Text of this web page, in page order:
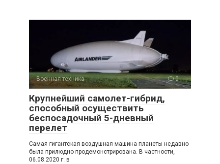
Военная техника 0
Крупнейший самолет-гибрид,
способный осуществить
беспосадочный 5-дневный
перелет
Самая гигантская воздушная машина планеты недавно
была прилюдно продемонстрирована. В частности,
06.08.2020 г. в